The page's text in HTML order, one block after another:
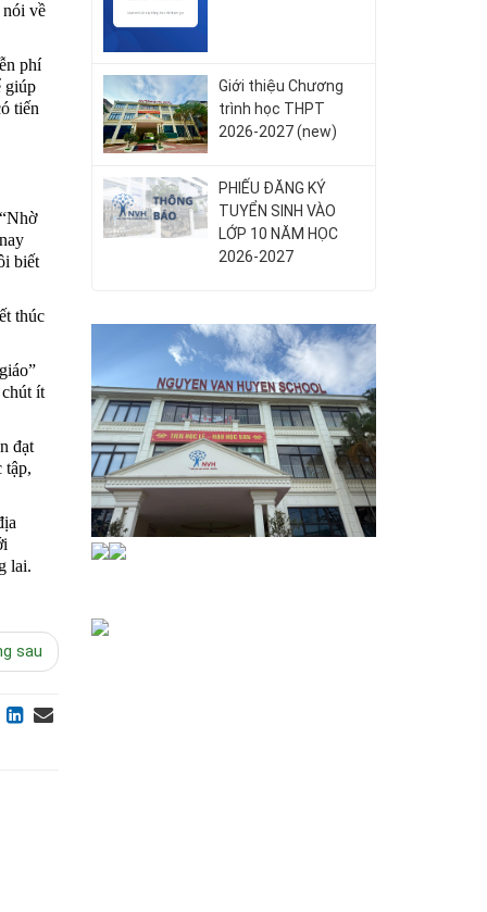
nói về
phí
giúp
tiến
biết
thúc
ít
đạt
tập,
lai.
sau
Giới thiệu Chương
trình học THPT
2026-2027 (new)
PHIẾU ĐĂNG KÝ
TUYỂN SINH VÀO
LỚP 10 NĂM HỌC
2026-2027